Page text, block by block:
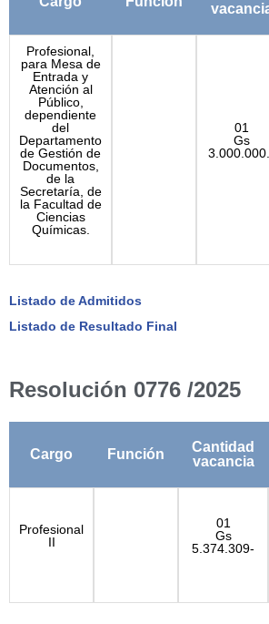
Profesional,
para Mesa de
Entrada y
Atención al
Público,
dependiente
del
Departamento
de Gestión de
Documentos,
de la
Secretaría, de
la Facultad de
Ciencias
Químicas.
01
Gs
Listado de Admitidos
Listado de Resultado Final
Resolución 0776 /2025
Cargo Función
Cantidad
vacancia
Profesional
II
01
Gs
5.374.309-